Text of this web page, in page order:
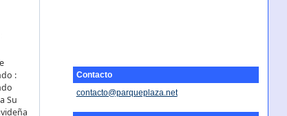
Contacto
contacto@parqueplaza.net